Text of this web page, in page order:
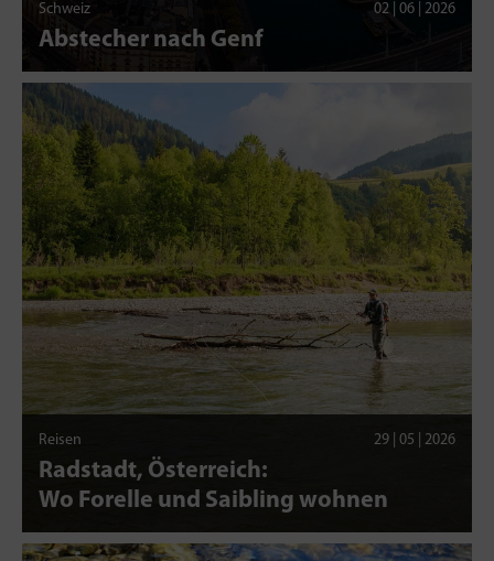
Schweiz 02 | 06 | 2026
Abstecher nach Genf
Reisen 29 | 05 | 2026
Radstadt, Österreich:
Wo Forelle und Saibling wohnen